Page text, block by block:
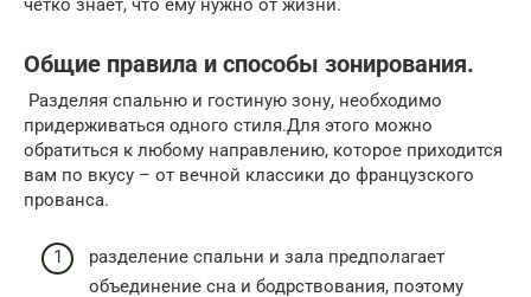
четко знает, что ему нужно от жизни.
Общие правила и способы зонирования.
Разделяя спальню и гостиную зону, необходимо
придерживаться одного стиля.Для этого можно
обратиться к любому направлению, которое приходится
вам по вкусу – от вечной классики до французского
прованса.
разделение спальни и зала предполагает
объединение сна и бодрствования, поэтому